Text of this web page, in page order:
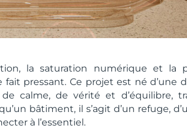
la saturation numérique et la
pressant. Ce projet est né d’une
calme, de vérité et d’équilibre,
bâtiment, il s’agit d’un refuge,
à l’essentiel.